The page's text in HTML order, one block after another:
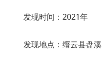
发现时间：2021年
发现地点：缙云县盘溪